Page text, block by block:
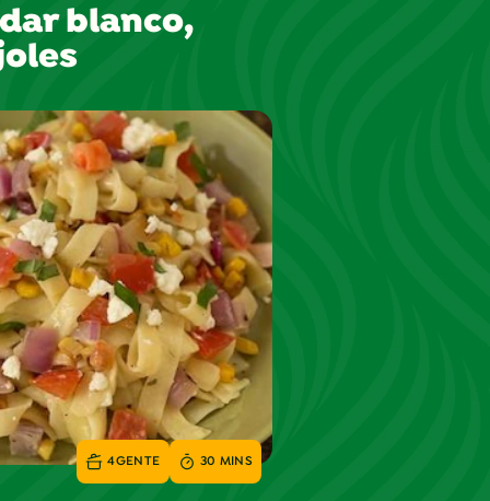
blanco,
4GENTE 30 MINS